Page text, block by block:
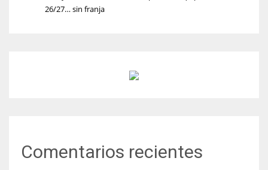
26/27… sin franja
Comentarios recientes